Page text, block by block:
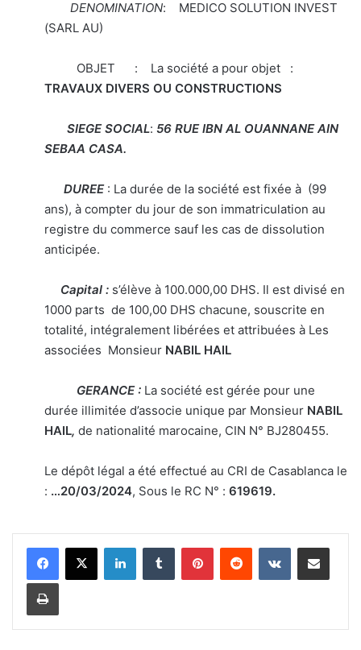
DENOMINATION: MEDICO SOLUTION INVEST
(SARL AU)
OBJET : La société a pour objet :
TRAVAUX DIVERS OU CONSTRUCTIONS
SIEGE SOCIAL: 56 RUE IBN AL OUANNANE AIN
SEBAA CASA.
DUREE: La durée de la société est fixée à (99
ans), à compter du jour de son immatriculation au
registre du commerce sauf les cas de dissolution
anticipée.
Capital : s’élève à 100.000,00 DHS. Il est divisé en
1000 parts de 100,00 DHS chacune, souscrite en
totalité, intégralement libérées et attribuées à Les
associées Monsieur NABIL HAIL
GERANCE : La société est gérée pour une
durée illimitée d’associe unique par Monsieur NABIL
HAIL, de nationalité marocaine, CIN N° BJ280455.
Le dépôt légal a été effectué au CRI de Casablanca le
: …20/03/2024, Sous le RC N° : 619619.